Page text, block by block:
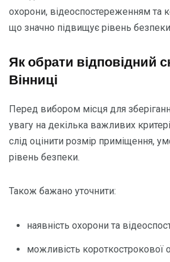
охорони, відеоспостереженням та
що значно підвищує рівень
Як обрати відповідний
Вінниці
Перед вибором місця для
увагу на декілька важливих
слід оцінити розмір приміщення,
рівень безпеки.
Також бажано уточнити:
наявність охорони та
можливість короткострокової